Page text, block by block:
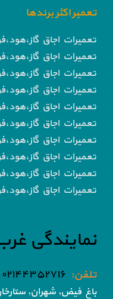
تعمیر اکثر برندها
تعمیرات اجاق
تعمیرات اجاق
تعمیرات اجاق
تعمیرات اجاق
تعمیرات اجاق گاز،هود،فر
تعمیرات اجاق
تعمیرات اجاق
تعمیرات اجاق
تعمیرات اجاق
تعمیرات اجاق
نمایندگی
تلفن: ۰۲۱۴۴۳۵۲۷۱۶
باغ فیض, شهران,